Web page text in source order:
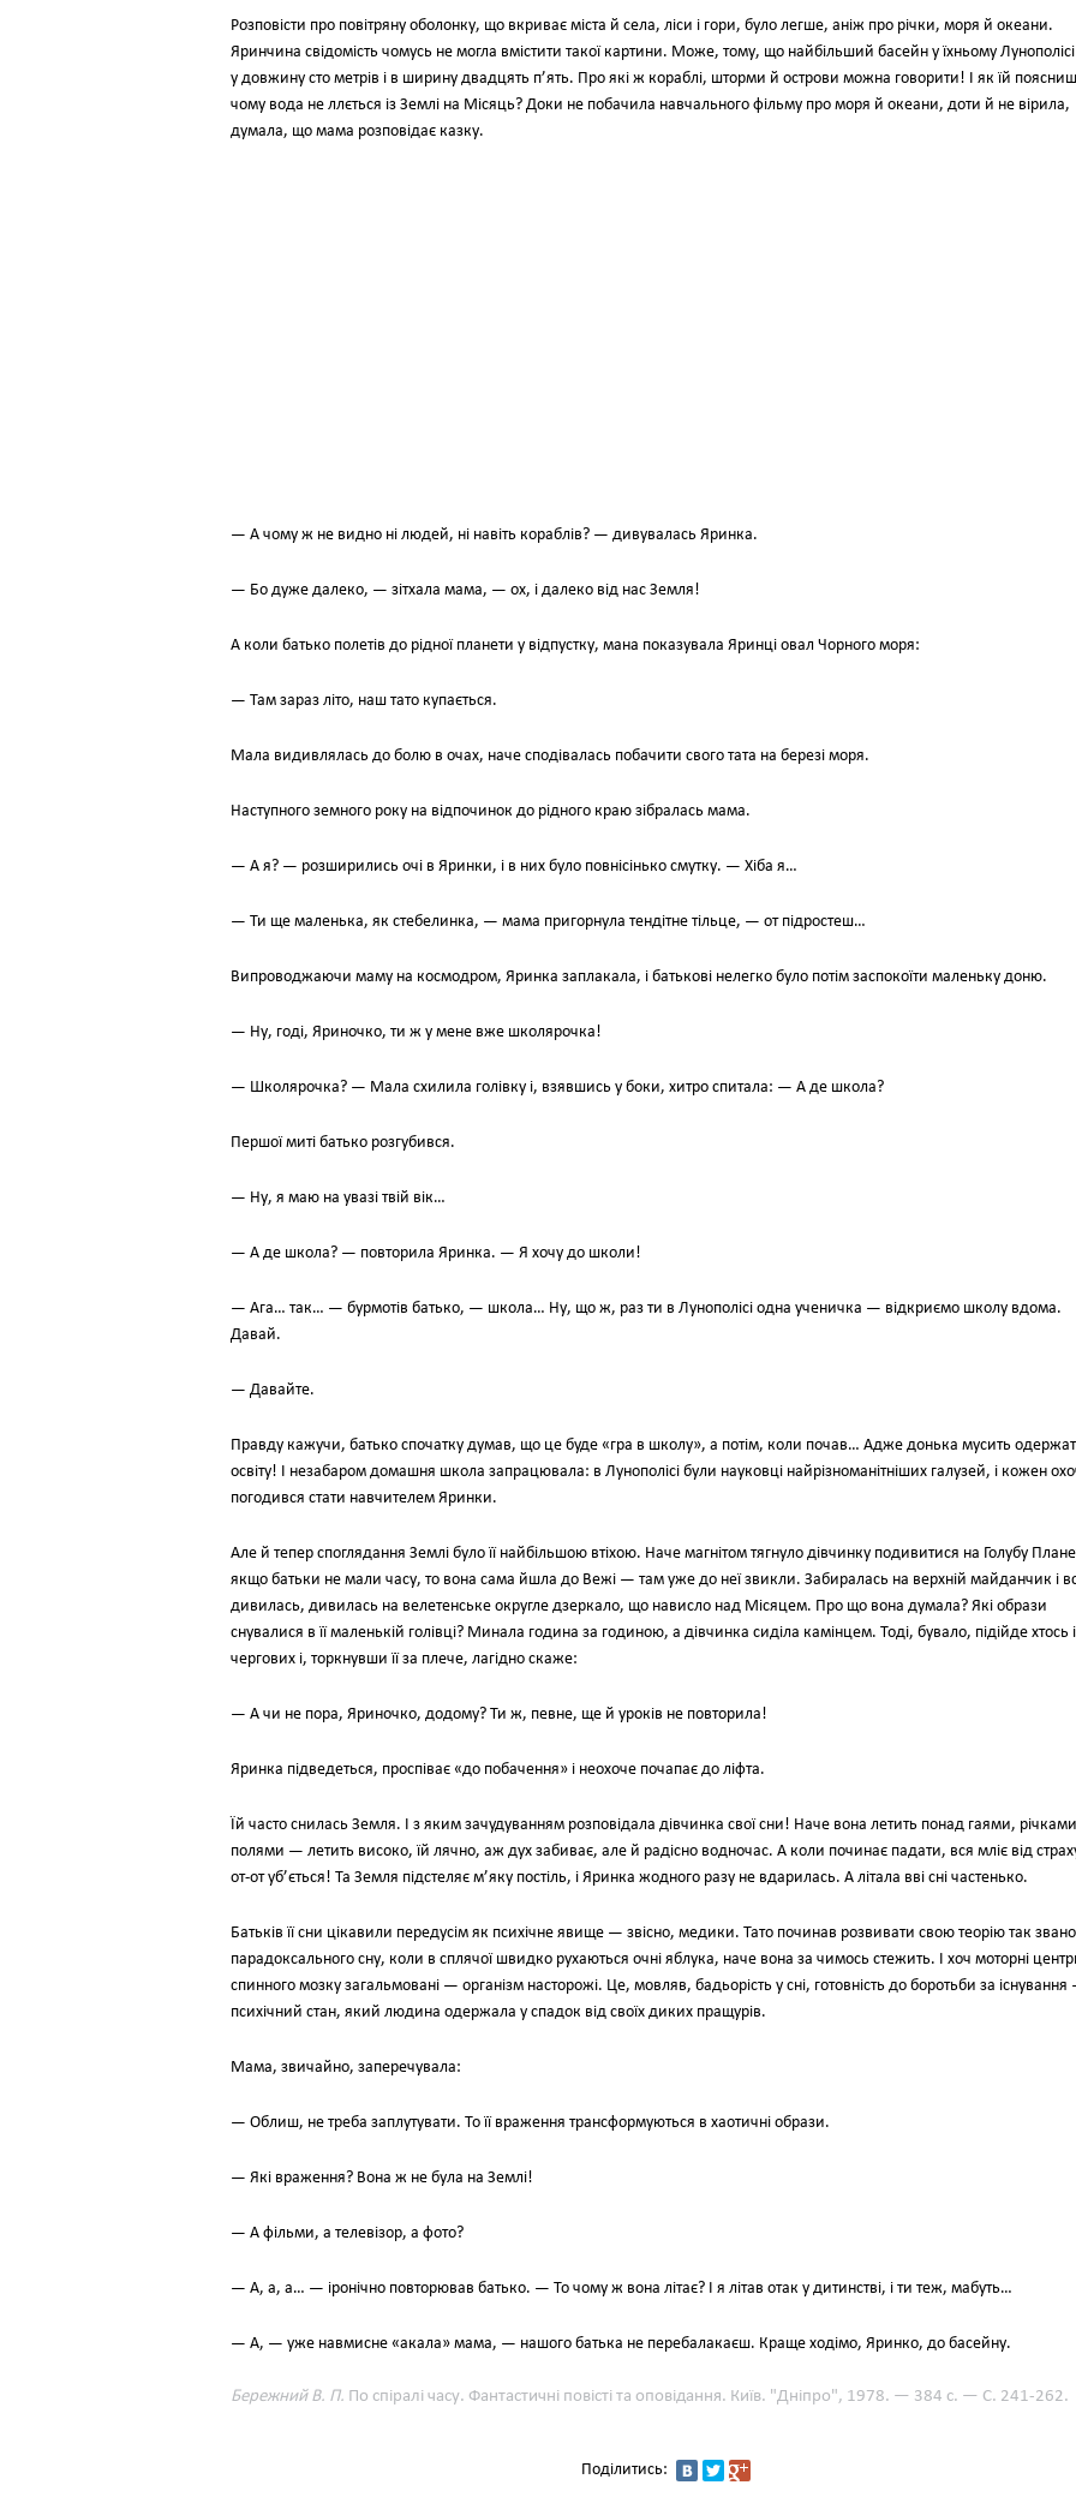
Розповісти про повітряну оболонку, що вкриває міста й села, ліси і гори, було легше, аніж про річки, моря й океани.
Яринчина свідомість чомусь не могла вмістити такої картини. Може, тому, що найбільший басейн у їхньому
у довжину сто метрів і в ширину двадцять п’ять. Про які ж кораблі, шторми й острови можна говорити! І як їй
чому вода не ллється із Землі на Місяць? Доки не побачила навчального фільму про моря й океани, доти й не вірила,
думала, що мама розповідає казку.
— А чому ж не видно ні людей, ні навіть кораблів? — дивувалась Яринка.
— Бо дуже далеко, — зітхала мама, — ох, і далеко від нас Земля!
А коли батько полетів до рідної планети у відпустку, мана показувала Яринці овал Чорного моря:
— Там зараз літо, наш тато купається.
Мала видивлялась до болю в очах, наче сподівалась побачити свого тата на березі моря.
Наступного земного року на відпочинок до рідного краю зібралась мама.
— А я? — розширились очі в Яринки, і в них було повнісінько смутку. — Хіба я…
— Ти ще маленька, як стебелинка, — мама пригорнула тендітне тільце, — от підростеш…
Випроводжаючи маму на космодром, Яринка заплакала, і батькові нелегко було потім заспокоїти маленьку доню.
— Ну, годі, Яриночко, ти ж у мене вже школярочка!
— Школярочка? — Мала схилила голівку і, взявшись у боки, хитро спитала: — А де школа?
Першої миті батько розгубився.
— Ну, я маю на увазі твій вік…
— А де школа? — повторила Яринка. — Я хочу до школи!
— Ага… так… — бурмотів батько, — школа… Ну, що ж, раз ти в Лунополісі одна ученичка — відкриємо школу вдома.
Давай.
— Давайте.
Правду кажучи, батько спочатку думав, що це буде «гра в школу», а потім, коли почав… Адже донька мусить
освіту! І незабаром домашня школа запрацювала: в Лунополісі були науковці найрізноманітніших галузей, і кожен
погодився стати навчителем Яринки.
Але й тепер споглядання Землі було її найбільшою втіхою. Наче магнітом тягнуло дівчинку подивитися на Голубу
якщо батьки не мали часу, то вона сама йшла до Вежі — там уже до неї звикли. Забиралась на верхній майданчик і
дивилась, дивилась на велетенське округле дзеркало, що нависло над Місяцем. Про що вона думала? Які образи
снувалися в її маленькій голівці? Минала година за годиною, а дівчинка сиділа камінцем. Тоді, бувало, підійде хтось
чергових і, торкнувши її за плече, лагідно скаже:
— А чи не пора, Яриночко, додому? Ти ж, певне, ще й уроків не повторила!
Яринка підведеться, проспіває «до побачення» і неохоче почапає до ліфта.
Їй часто снилась Земля. І з яким зачудуванням розповідала дівчинка свої сни! Наче вона летить понад гаями,
полями — летить високо, їй лячно, аж дух забиває, але й радісно водночас. А коли починає падати, вся мліє від
от-от уб’ється! Та Земля підстеляє м’яку постіль, і Яринка жодного разу не вдарилась. А літала вві сні частенько.
Батьків її сни цікавили передусім як психічне явище — звісно, медики. Тато починав розвивати свою теорію так
парадоксального сну, коли в сплячої швидко рухаються очні яблука, наче вона за чимось стежить. І хоч моторні
спинного мозку загальмовані — організм насторожі. Це, мовляв, бадьорість у сні, готовність до боротьби за
психічний стан, який людина одержала у спадок від своїх диких пращурів.
Мама, звичайно, заперечувала:
— Облиш, не треба заплутувати. То її враження трансформуються в хаотичні образи.
— Які враження? Вона ж не була на Землі!
— А фільми, а телевізор, а фото?
— А, а, а… — іронічно повторював батько. — То чому ж вона літає? І я літав отак у дитинстві, і ти теж, мабуть…
— А, — уже навмисне «акала» мама, — нашого батька не перебалакаєш. Краще ходімо, Яринко, до басейну.
Бережний В. П. По спіралі часу. Фантастичні повісті та оповідання. Київ. "Дніпро", 1978. — 384 с. — С. 241-262.
Поділитись: